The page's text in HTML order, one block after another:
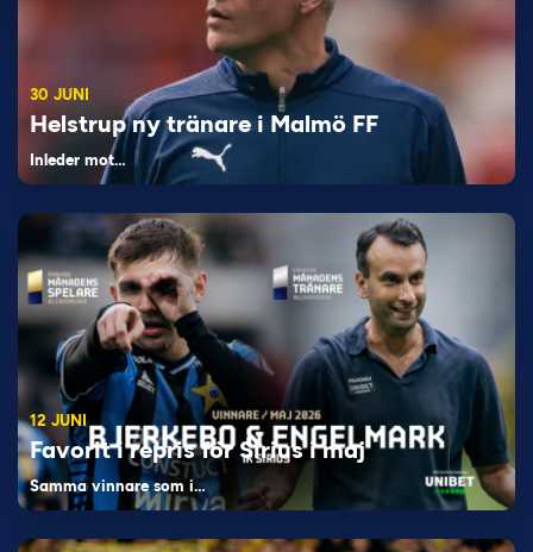
30 JUNI
Helstrup ny tränare i Malmö FF
Inleder mot…
12 JUNI
Favorit i repris för Sirius i maj
Samma vinnare som i…